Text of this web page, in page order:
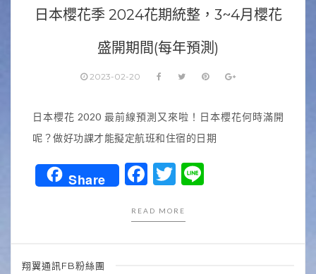
日本櫻花季 2024花期統整，3~4月櫻花
盛開期間(每年預測)
2023-02-20
日本櫻花 2020 最前線預測又來啦！日本櫻花何時滿開
呢？做好功課才能擬定航班和住宿的日期
Share Facebook
Twitter
Line
READ MORE
翔翼通訊FB粉絲團